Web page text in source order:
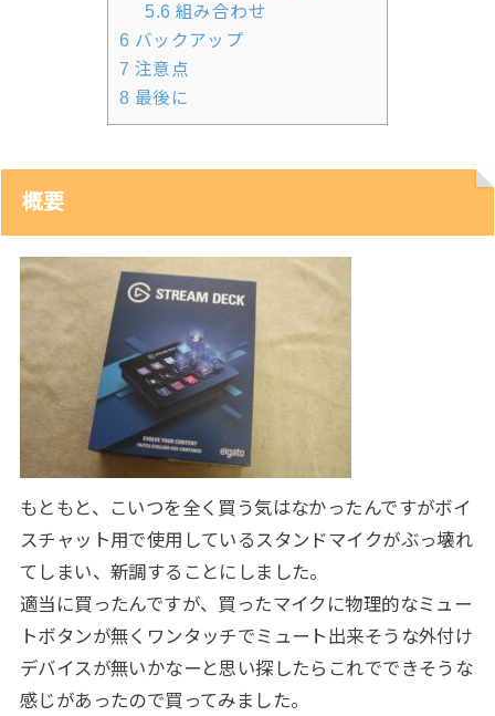
5.6 組み合わせ
6 バックアップ
7 注意点
8 最後に
概要
もともと、こいつを全く買う気はなかったんですがボイ
スチャット用で使用しているスタンドマイクがぶっ壊れ
てしまい、新調することにしました。
適当に買ったんですが、買ったマイクに物理的なミュー
トボタンが無くワンタッチでミュート出来そうな外付け
デバイスが無いかなーと思い探したらこれでできそうな
感じがあったので買ってみました。